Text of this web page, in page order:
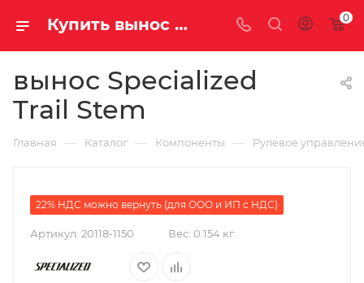
Купить вынос Specialized Trail Stem за рублей, а со скидкой 0
вынос Specialized
Trail Stem
Главная — Каталог — Компоненты — Рулевое
22% НДС можно вернуть (для ООО и ИП с НДС)
Артикул: 20118-1150 Вес: 0.154 кг.